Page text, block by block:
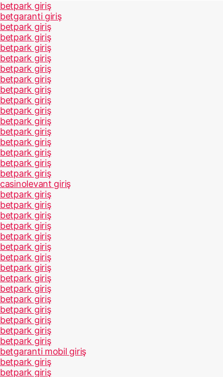
betpark giriş
betgaranti giriş
betpark giriş
betpark giriş
betpark giriş
betpark giriş
betpark giriş
betpark giriş
betpark giriş
betpark giriş
betpark giriş
betpark giriş
betpark giriş
betpark giriş
betpark giriş
betpark giriş
betpark giriş
casinolevant giriş
betpark giriş
betpark giriş
betpark giriş
betpark giriş
betpark giriş
betpark giriş
betpark giriş
betpark giriş
betpark giriş
betpark giriş
betpark giriş
betpark giriş
betpark giriş
betpark giriş
betpark giriş
betgaranti mobil giriş
betpark giriş
betpark giriş